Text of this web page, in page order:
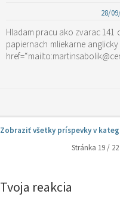
28/
Hladam pracu ako zvarac 141
papiernach mliekarne anglicky jazyk pracoval som v celej eu kontakt
Zobraziť všetky príspevky v
Stránka 19 / 22
Tvoja reakcia